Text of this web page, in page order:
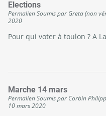
Elections
PermalienSoumis par Greta (non
2020
Pour qui voter à toulon ? A
Marche 14 mars
PermalienSoumis par Corbin
10 mars 2020